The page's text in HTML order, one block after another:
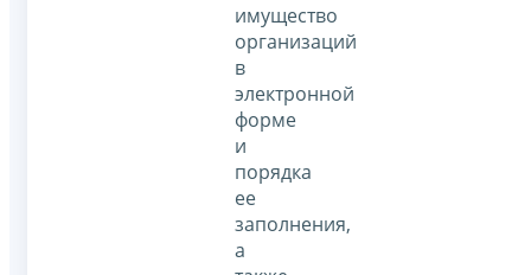
имущество
организаций
в
электронной
форме
и
порядка
ее
заполнения,
а